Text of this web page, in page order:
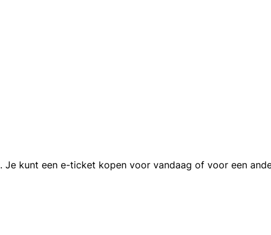
kunt een e-ticket kopen voor vandaag of voor een